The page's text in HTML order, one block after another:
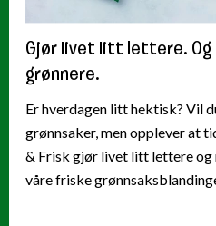
Gjør livet litt lettere.
grønnere.
Er hverdagen litt hektisk? Vil
grønnsaker, men opplever at
& Frisk gjør livet litt lettere og
våre friske